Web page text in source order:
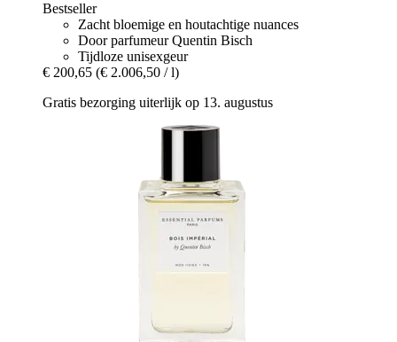
Bestseller
Zacht bloemige en houtachtige nuances
Door parfumeur Quentin Bisch
Tijdloze unisexgeur
€ 200,65 (€ 2.006,50 / l)
Gratis bezorging uiterlijk op 13. augustus